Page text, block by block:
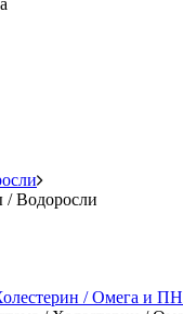
/ Водоросли
/ Омега и